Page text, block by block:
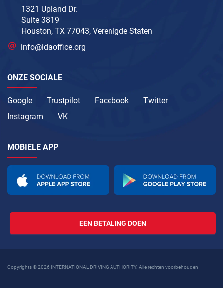
1321 Upland Dr.
Suite 3819
Houston, TX 77043, Verenigde Staten
info@idaoffice.org
ONZE SOCIALE
Google Trustpilot Facebook
Twitter
Instagram
VK
MOBIELE APP
EEN BETALING DOEN
Copyrights © 2026 INTERNATIONAL DRIVING AUTHORITY. Alle rechten voorbehouden